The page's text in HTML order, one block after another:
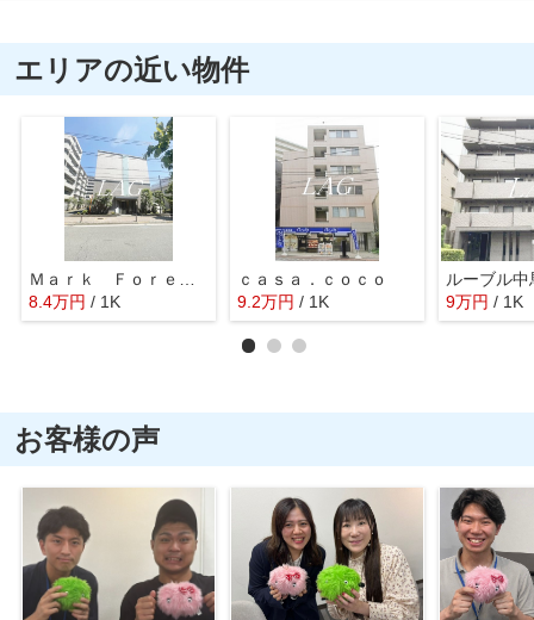
エリアの近い物件
8.4万円 / 1K
ｃａｓａ．ｃｏｃｏ
9.2万円 / 1K
ルーブル
9万円 / 1K
お客様の声